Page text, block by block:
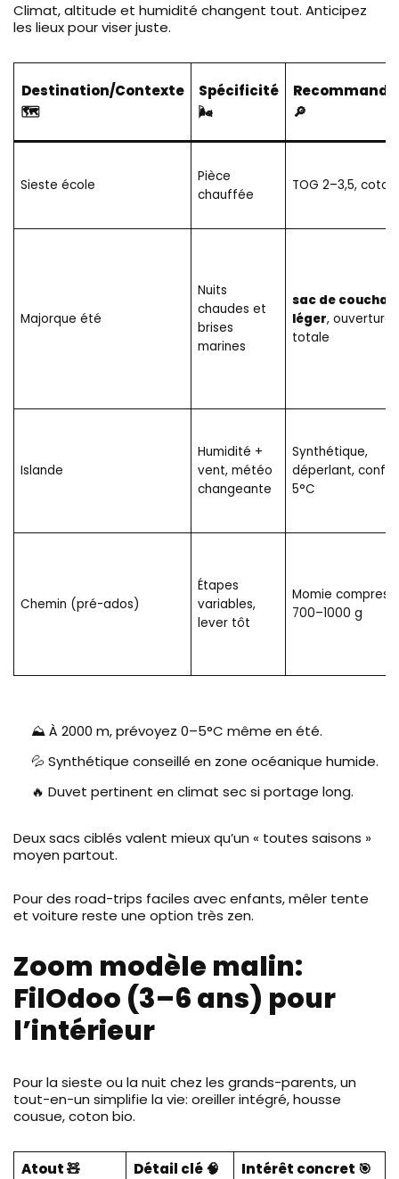
Climat, altitude et humidité changent tout. Anticipez
les lieux pour viser juste.
Destination/Contexte
🗺️
Spécificité
🌬️
🔎
Sieste école
Pièce
chauffée
TOG 2–3,5,
Majorque été
Nuits
chaudes et
brises
marines
sac de
léger, ouverture
totale
Islande
Humidité +
vent, météo
changeante
Synthétique,
déperlant,
5°C
Chemin (pré-ados)
Étapes
variables,
lever tôt
Momie
700–1000 g
⛰️ À 2000 m, prévoyez 0–5°C même en été.
💦 Synthétique conseillé en zone océanique humide.
🔥 Duvet pertinent en climat sec si portage long.
Deux sacs ciblés valent mieux qu’un « toutes saisons »
moyen partout.
Pour des road-trips faciles avec enfants, mêler tente
et voiture reste une option très zen.
Zoom modèle malin:
FilOdoo (3–6 ans) pour
l’intérieur
Pour la sieste ou la nuit chez les grands-parents, un
tout-en-un simplifie la vie: oreiller intégré, housse
cousue, coton bio.
Atout 🧸 Détail clé 🧠 Intérêt concret 🎯